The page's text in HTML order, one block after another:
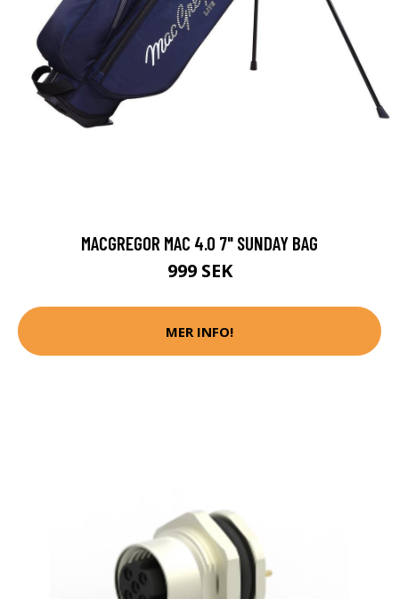
MACGREGOR MAC 4.0 7" SUNDAY BAG
999 SEK
MER INFO!